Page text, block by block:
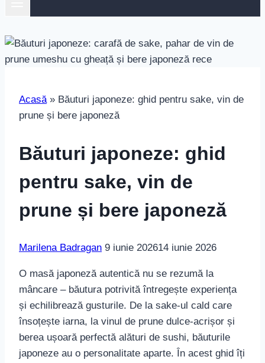
Acasă» Băuturi japoneze: ghid pentru sake, vin de
prune și bere japoneză
Băuturi japoneze: ghid
pentru sake, vin de
prune și bere japoneză
Marilena Badragan 9 iunie 202614 iunie 2026
O masă japoneză autentică nu se rezumă la
mâncare – băutura potrivită întregește experiența
și echilibrează gusturile. De la sake-ul cald care
însoțește iarna, la vinul de prune dulce-acrișor și
berea ușoară perfectă alături de sushi, băuturile
japoneze au o personalitate aparte. În acest ghid îți